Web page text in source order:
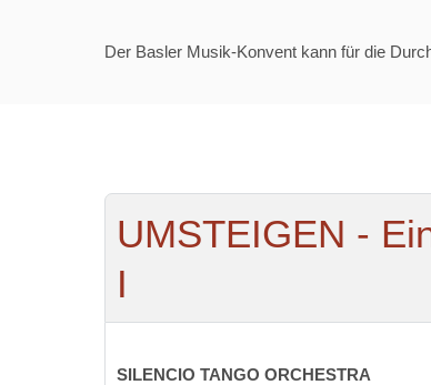
Der Basler Musik-Konvent kann für die
UMSTEIGEN -
I
SILENCIO TANGO ORCHESTRA